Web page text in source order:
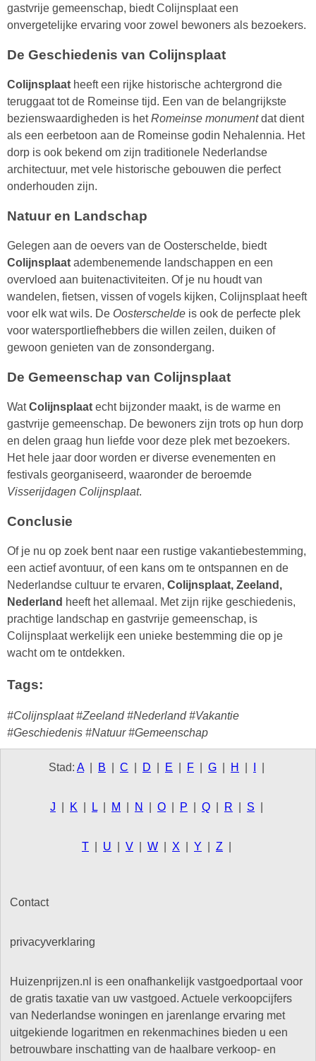
gastvrije gemeenschap, biedt Colijnsplaat een
onvergetelijke ervaring voor zowel bewoners als bezoekers.
De Geschiedenis van Colijnsplaat
Colijnsplaat heeft een rijke historische achtergrond die
teruggaat tot de Romeinse tijd. Een van de belangrijkste
bezienswaardigheden is hetRomeinse monumentdat dient
als een eerbetoon aan de Romeinse godin Nehalennia. Het
dorp is ook bekend om zijn traditionele Nederlandse
architectuur, met vele historische gebouwen die perfect
onderhouden zijn.
Natuur en Landschap
Gelegen aan de oevers van de Oosterschelde, biedt
Colijnsplaat adembenemende landschappen en een
overvloed aan buitenactiviteiten. Of je nu houdt van
wandelen, fietsen, vissen of vogels kijken, Colijnsplaat heeft
voor elk wat wils. De Oosterschelde is ook de perfecte plek
voor watersportliefhebbers die willen zeilen, duiken of
gewoon genieten van de zonsondergang.
De Gemeenschap van Colijnsplaat
WatColijnsplaat echt bijzonder maakt, is de warme en
gastvrije gemeenschap. De bewoners zijn trots op hun dorp
en delen graag hun liefde voor deze plek met bezoekers.
Het hele jaar door worden er diverse evenementen en
festivals georganiseerd, waaronder de beroemde
Visserijdagen Colijnsplaat.
Conclusie
Of je nu op zoek bent naar een rustige vakantiebestemming,
een actief avontuur, of een kans om te ontspannen en de
Nederlandse cultuur te ervaren, Colijnsplaat, Zeeland,
Nederland heeft het allemaal. Met zijn rijke geschiedenis,
prachtige landschap en gastvrije gemeenschap, is
Colijnsplaat werkelijk een unieke bestemming die op je
wacht om te ontdekken.
Tags:
#Colijnsplaat #Zeeland #Nederland #Vakantie
#Geschiedenis #Natuur #Gemeenschap
Stad: A B C D E F G H
J K L M N O P Q R S
T U V W X Y Z
Contact
privacyverklaring
Huizenprijzen.nl is een onafhankelijk vastgoedportaal voor
de gratis taxatie van uw vastgoed. Actuele verkoopcijfers
van Nederlandse woningen en jarenlange ervaring met
uitgekiende logaritmen en rekenmachines bieden u een
betrouwbare inschatting van de haalbare verkoop- en